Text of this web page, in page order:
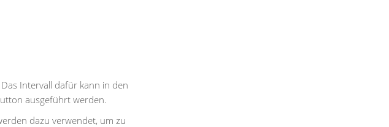
Intervall dafür kann in den
ausgeführt werden.
dazu verwendet, um zu